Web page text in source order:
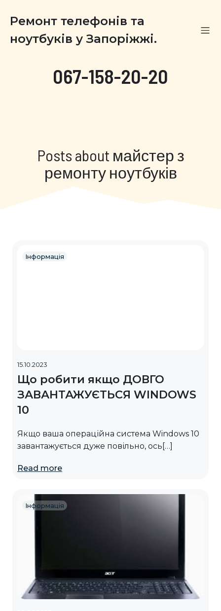
Ремонт телефонів та
ноутбуків у Запоріжжі.
067-158-20-20
Posts about майстер з
ремонту ноутбуків
Інформація
15.10.2023
Що робити якщо ДОВГО
ЗАВАНТАЖУЄТЬСЯ WINDOWS
10
Якщо ваша операційна система Windows 10
завантажується дуже повільно, ось[…]
Read more
Інформація